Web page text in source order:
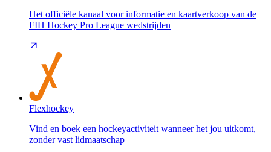
Het officiële kanaal voor informatie en kaartverkoop van de
FIH Hockey Pro League wedstrijden
Flexhockey
Vind en boek een hockeyactiviteit wanneer het jou uitkomt,
zonder vast lidmaatschap